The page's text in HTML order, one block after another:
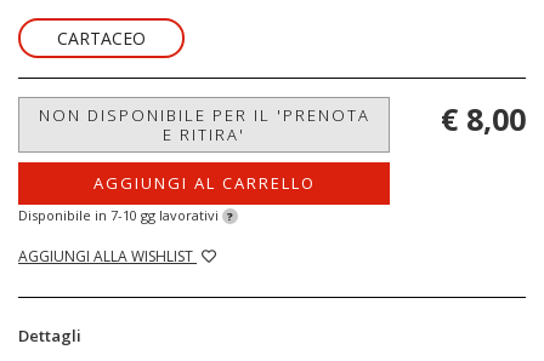
CARTACEO
NON DISPONIBILE PER IL 'PRENOTA
E RITIRA'
AGGIUNGI AL CARRELLO
Disponibile in 7-10 gg lavorativi ?
AGGIUNGI ALLA WISHLIST
€ 8,00
Dettagli